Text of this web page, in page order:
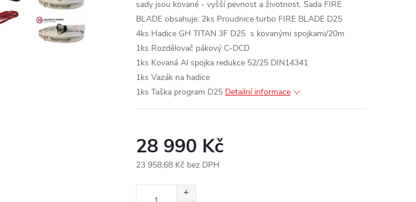
sady jsou kované - vyšší pevnost a životnost. Sada FIRE
BLADE obsahuje: 2ks Proudnice turbo FIRE BLADE D25
4ks Hadice GH TITAN 3F D25 s kovanými spojkami/20m
1ks Rozdělovač pákový C-DCD
1ks Kovaná Al spojka redukce 52/25 DIN14341
1ks Vazák na hadice
1ks Taška program D25 Detailní informace
28 990 Kč
23 958,68 Kč bez DPH